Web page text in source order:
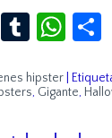
Pinterest
Tumblr
hipster
, Gigante,